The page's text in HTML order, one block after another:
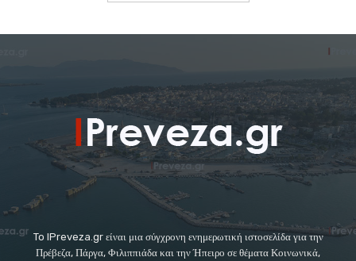
To IPreveza.gr είναι μια σύγχρονη ενημερωτική ιστοσελίδα για την
Πρέβεζα, Πάργα, Φιλιππιάδα και την Ήπειρο σε θέματα Κοινωνικά,